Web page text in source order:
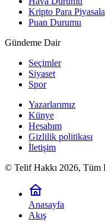
Kripto Para
Puan Durumu
Gündeme Dair
Seçimler
Siyaset
Spor
Yazarlarımız
Künye
Hesabım
Gizlilik politikası
İletişim
© Telif Hakkı 2026, Tüm
Anasayfa
Akış